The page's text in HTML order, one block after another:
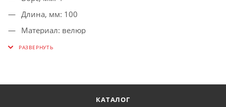
Длина, мм: 100
Материал: велюр
КАТАЛОГ